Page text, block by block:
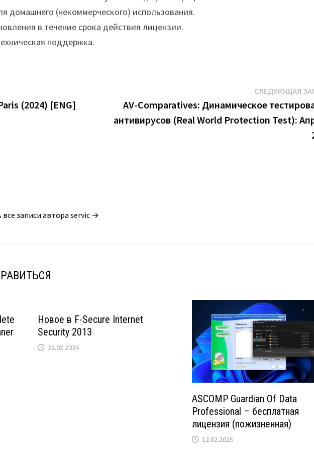
домашнего (некоммерческого) использования.
в течение срока действия лицензии.
поддержка.
(2024) [ENG]
СЛЕДУЮЩАЯ
AV-Comparatives: Динамическое
антивирусов (Real World Protection Test):
записи автора servic →
Новое в F-Secure Internet
Security 2013
22.02.2024
ASCOMP Guardian Of Data
Professional – бесплатная
лицензия (пожизненная)
12.02.2025